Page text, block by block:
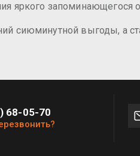
яркого запоминающегося
сиюминутной выгоды, а
68-05-70